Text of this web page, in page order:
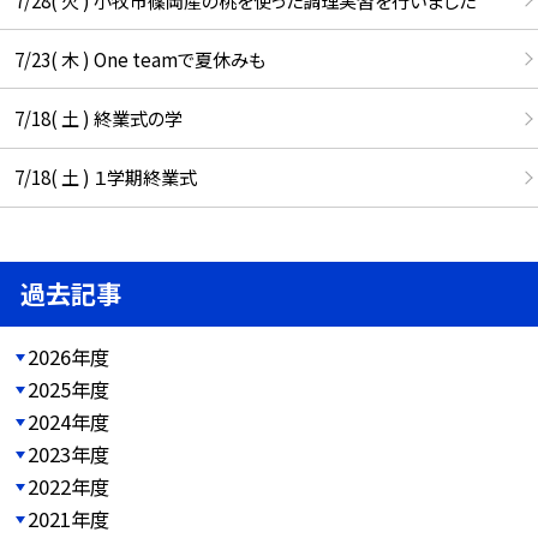
7/23( 木 ) One teamで夏休みも
7/18( 土 ) 終業式の学
7/18( 土 ) １学期終業式
過去記事
2026年度
2025年度
2024年度
2023年度
2022年度
2021年度